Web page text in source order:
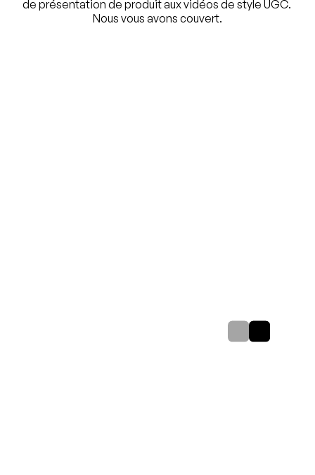
de présentation de produit aux vidéos de style UGC.
Nous vous avons couvert.